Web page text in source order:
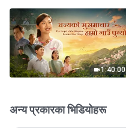
1:40:00
अन्य प्रकारका भिडियोहरू